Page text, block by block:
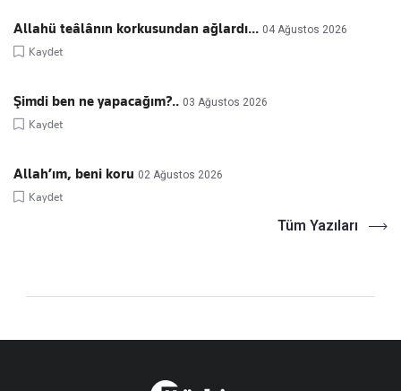
Allahü teâlânın korkusundan ağlardı... 04 Ağustos 2026
Kaydet
Şimdi ben ne yapacağım?.. 03 Ağustos 2026
Kaydet
Allah’ım, beni koru 02 Ağustos 2026
Kaydet
Tüm Yazıları